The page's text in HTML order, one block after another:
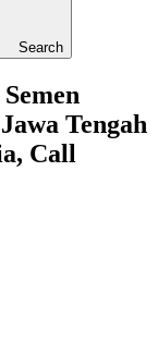
Search
Tengah
Call